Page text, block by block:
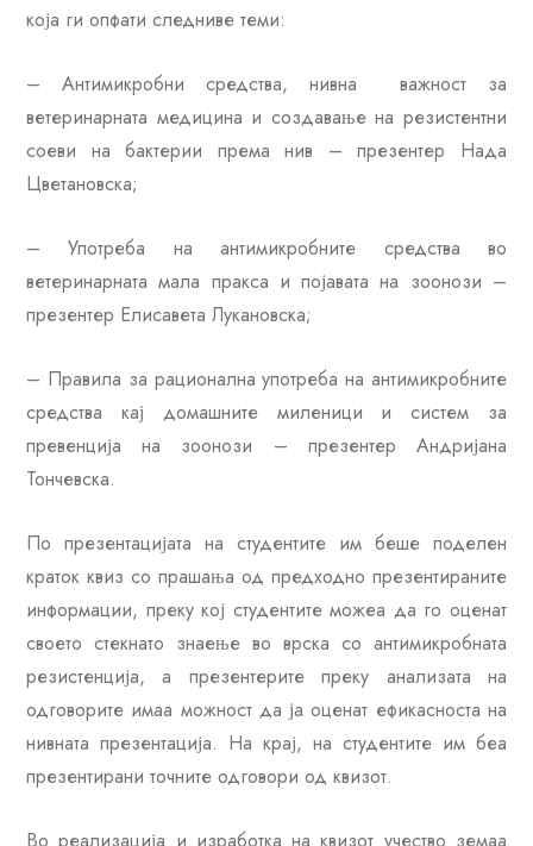
која ги опфати следниве теми:
– Антимикробни средства, нивна важност за
ветеринарната медицина и создавање на резистентни
соеви на бактерии према нив – презентер Нада
Цветановска;
– Употреба на антимикробните средства во
ветеринарната мала пракса и појавата на зоонози –
презентер Елисавета Лукановска;
– Правила за рационална употреба на антимикробните
средства кај домашните миленици и систем за
превенција на зоонози – презентер Андријана
Тончевска.
По презентацијата на студентите им беше поделен
краток квиз со прашања од предходно презентираните
информации, преку кој студентите можеа да го оценат
своето стекнато знаење во врска со антимикробната
резистенција, а презентерите преку анализата на
одговорите имаа можност да ја оценат ефикасноста на
нивната презентација. На крај, на студентите им беа
презентирани точните одговори од квизот.
Во реализација и изработка на квизот учество земаа